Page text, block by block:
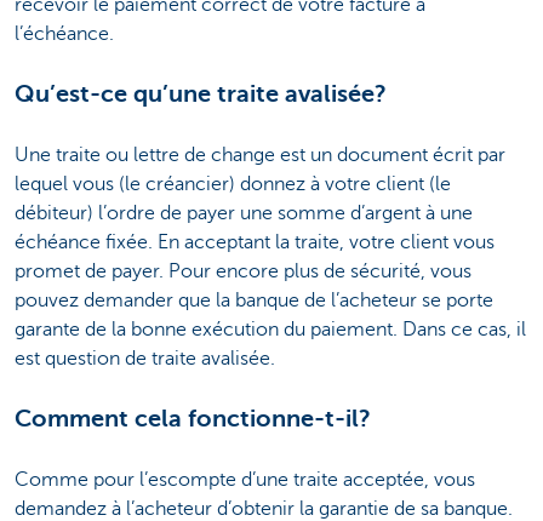
recevoir le paiement correct de votre facture à
l’échéance.
Qu’est-ce qu’une traite avalisée?
Une traite ou lettre de change est un document écrit par
lequel vous (le créancier) donnez à votre client (le
débiteur) l’ordre de payer une somme d’argent à une
échéance fixée. En acceptant la traite, votre client vous
promet de payer. Pour encore plus de sécurité, vous
pouvez demander que la banque de l’acheteur se porte
garante de la bonne exécution du paiement. Dans ce cas, il
est question de traite avalisée.
Comment cela fonctionne-t-il?
Comme pour l’escompte d’une traite acceptée, vous
demandez à l’acheteur d’obtenir la garantie de sa banque.